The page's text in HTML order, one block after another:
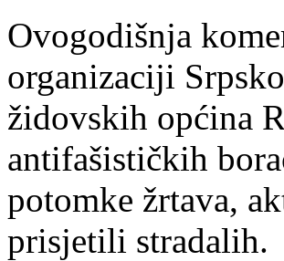
Ovogodišnja
organizaciji
židovskih općina
antifašističkih
potomke žrtava,
prisjetili stradalih.